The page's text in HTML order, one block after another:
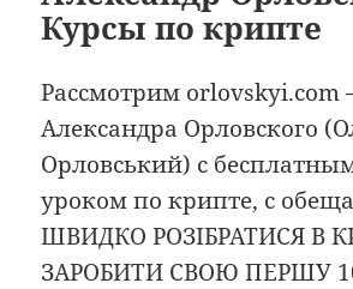
Курсы по крипте
Рассмотрим orlovskyi.com
Александра Орловского
Орловський) с
уроком по крипте, с
ШВИДКО РОЗІБРАТИСЯ В
ЗАРОБИТИ СВОЮ ПЕРШУ